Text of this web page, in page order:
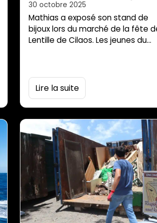
Fête de la Lentille
30 octobre 2025
Mathias a exposé son stand de
bijoux lors du marché de la fête
Lentille de Cilaos. Les jeunes du
consistait son métier de vendeur
ambulant et leur a présenté les
différents bijoux qu’il vendait ce
là. L’article que vous allez lire
Lire la suite